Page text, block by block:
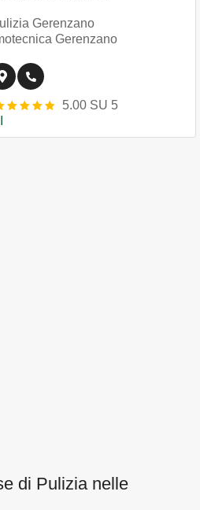
Gerenzano
Gerenzano
5.00 SU 5
di Pulizia nelle